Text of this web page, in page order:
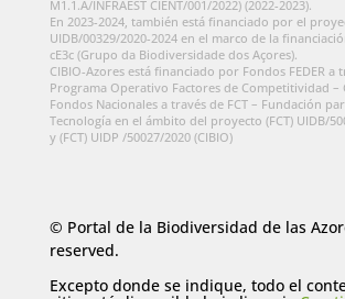
M1.1.A/INFRAEST CIENT/001/2022) (2022-2023).
En 2023-2024, también está financiado por el
UIDB/00329/2020-2024 en el marco de la
cE3c (Grupo da Biodiversidade dos Açores).
CIBIO-Azores está financiado por Fondos FEDER a
Programa Operativo Factores de Competitividad –
Fondos Nacionales a través de FCT – Fundación
Tecnología en el ámbito del proyecto (FCT) UIDB/
y (FCT) UIDP /50027/2020 (CIBIO)
© Portal de la Biodiversidad de las
reserved.
Excepto donde se indique, todo el